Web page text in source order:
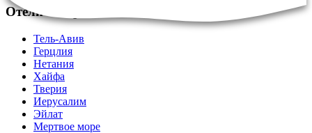
Отели в Израиле
Тель-Авив
Герцлия
Нетания
Хайфа
Тверия
Иерусалим
Эйлат
Мертвое море